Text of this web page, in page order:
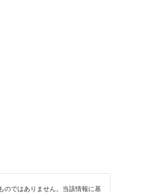
のではありません。当該情報に基